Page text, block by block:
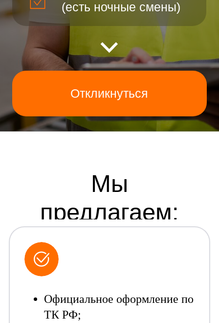
Мы
предлагаем:
Официальное оформление по
ТК РФ;